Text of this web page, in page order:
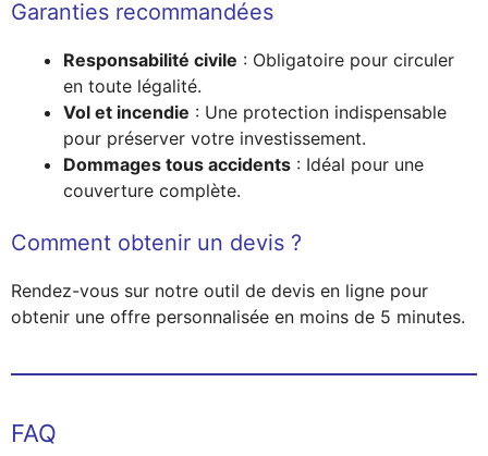
Garanties recommandées
Responsabilité civile : Obligatoire pour circuler
en toute légalité.
Vol et incendie : Une protection indispensable
pour préserver votre investissement.
Dommages tous accidents : Idéal pour une
couverture complète.
Comment obtenir un devis ?
Rendez-vous sur notre outil de devis en ligne pour
obtenir une offre personnalisée en moins de 5 minutes.
FAQ